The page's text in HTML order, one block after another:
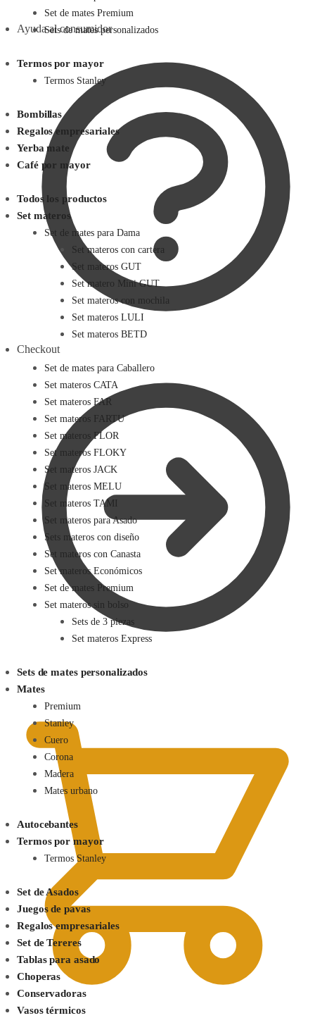
Ayuda al consumidor
Checkout
0.00$
Set de mates Premium
Sets de mates personalizados
Termos por mayor
Termos Stanley
Bombillas
Regalos empresariales
Yerba mate
Café por mayor
Todos los productos
Set materos
Set de mates para Dama
Set materos con cartera
Set materos GUT
Set matero Mini GUT
Set materos con mochila
Set materos LULI
Set materos BETD
Set de mates para Caballero
Set materos CATA
Set materos FAR
Set materos FARTU
Set materos FLOR
Set materos FLOKY
Set materos JACK
Set materos MELU
Set materos TAMI
Set materos para Asado
Sets materos con diseño
Set materos con Canasta
Set materos Económicos
Set de mates Premium
Set materos sin bolso
Sets de 3 piezas
Set materos Express
Sets de mates personalizados
Mates
Premium
Stanley
Cuero
Corona
Madera
Mates urbano
Autocebantes
Termos por mayor
Termos Stanley
Set de Asados
Juegos de pavas
Regalos empresariales
Set de Tereres
Tablas para asado
Choperas
Conservadoras
Vasos térmicos